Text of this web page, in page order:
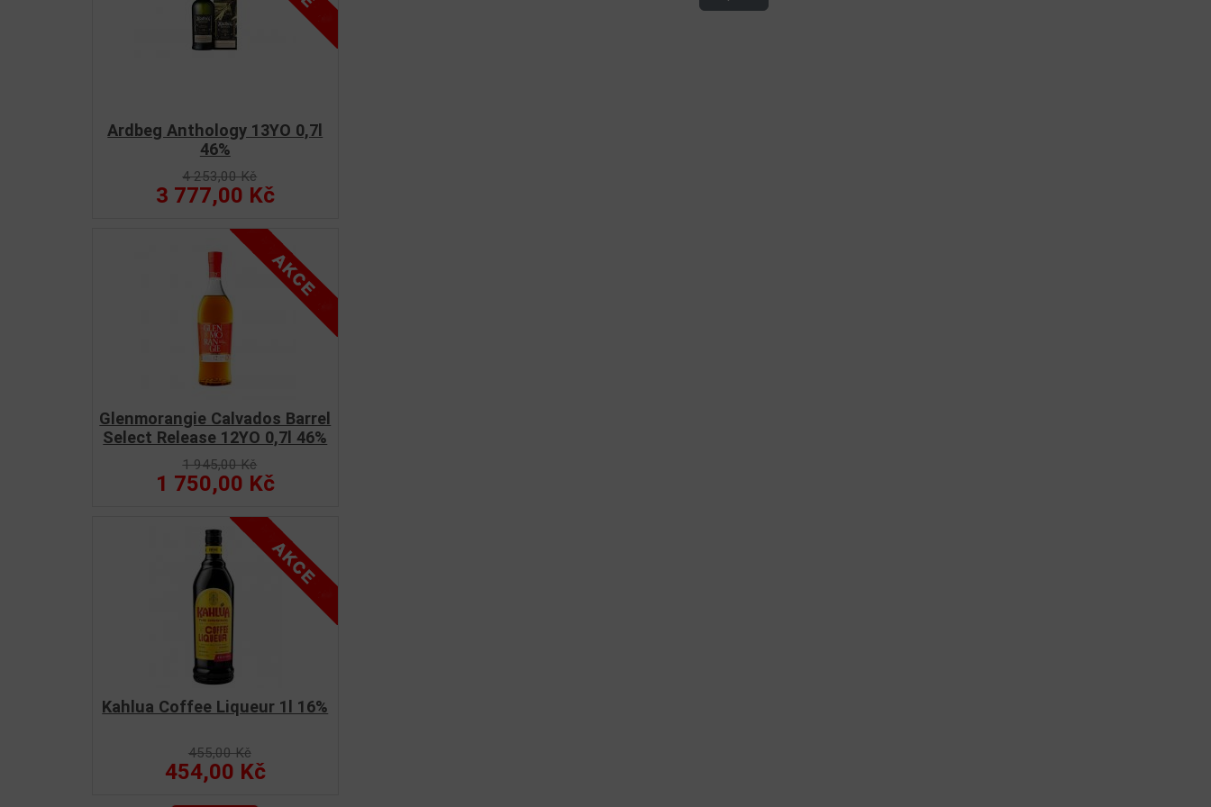
Ardbeg Anthology 13YO 0,7l
46%
4 253,00 Kč
3 777,00 Kč
Glenmorangie Calvados Barrel
Select Release 12YO 0,7l 46%
1 945,00 Kč
1 750,00 Kč
Kahlua Coffee Liqueur 1l 16%
455,00 Kč
454,00 Kč